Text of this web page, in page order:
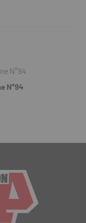
N°94